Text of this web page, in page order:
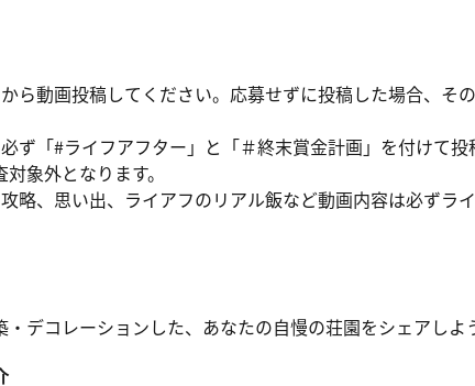
ら動画投稿してください。応募せずに投稿した場合、そ
ず「#ライフアフター」と「＃終末賞金計画」を付けて
象外となります。
略、思い出、ライアフのリアル飯など動画内容は必ずラ
デコレーションした、あなたの自慢の荘園をシェアしよ